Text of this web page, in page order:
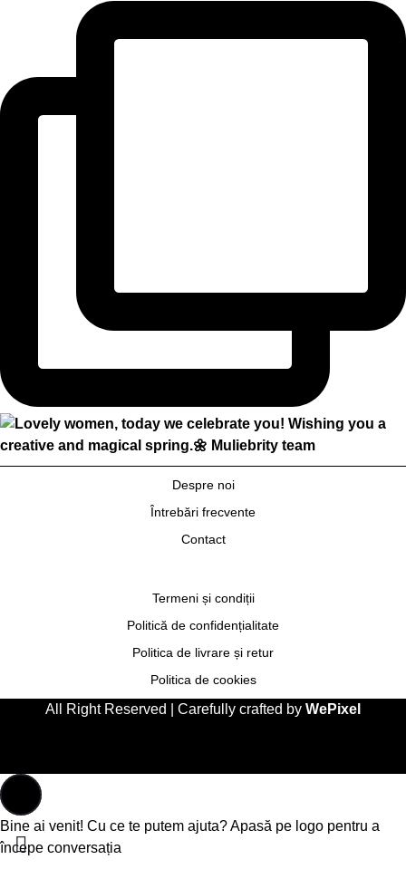
Despre noi
Întrebări frecvente
Contact
Termeni și condiții
Politică de confidențialitate
Politica de livrare și retur
Politica de cookies
All Right Reserved | Carefully crafted by WePixel
Bine ai venit! Cu ce te putem ajuta? Apasă pe logo pentru a
începe conversația